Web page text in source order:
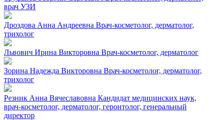
врач УЗИ
Дроздова Анна Андреевна Врач-косметолог, дерматолог,
трихолог
Львович Ирина Викторовна Врач-косметолог, дерматолог
Зорина Надежда Викторовна Врач-косметолог, дерматолог,
трихолог
Резник Анна Вячеславовна Кандидат медицинских наук,
врач-косметолог, дерматолог, геронтолог, генеральный
директор